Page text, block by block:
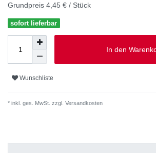
Grundpreis 4,45 € / Stück
sofort lieferbar
In den
Wunschliste
* inkl. ges. MwSt. zzgl. Versandkosten